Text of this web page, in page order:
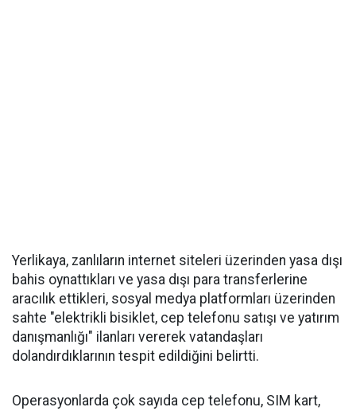
Yerlikaya, zanlıların internet siteleri üzerinden yasa dışı
bahis oynattıkları ve yasa dışı para transferlerine
aracılık ettikleri, sosyal medya platformları üzerinden
sahte "elektrikli bisiklet, cep telefonu satışı ve yatırım
danışmanlığı" ilanları vererek vatandaşları
dolandırdıklarının tespit edildiğini belirtti.
Operasyonlarda çok sayıda cep telefonu, SIM kart,